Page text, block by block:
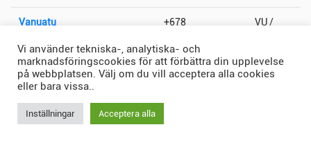
Vanuatu +678
VU /
Vatikanstaten +379 VA / VAT
Vi använder tekniska-, analytiska- och
marknadsföringscookies för att förbättra din upplevelse
på webbplatsen. Välj om du vill acceptera alla cookies
eller bara vissa..
Inställningar Acceptera alla